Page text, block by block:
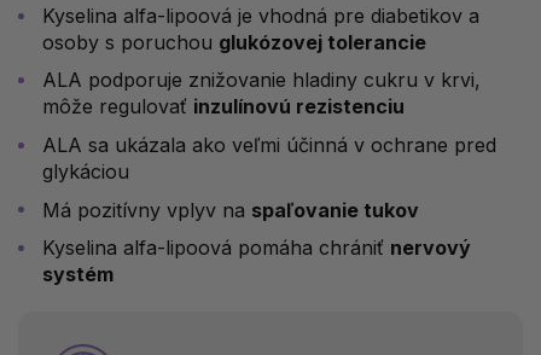
Kyselina alfa-lipoová je vhodná pre diabetikov a
osoby s poruchou glukózovej tolerancie
ALA podporuje znižovanie hladiny cukru v krvi,
môže regulovať inzulínovú rezistenciu
ALA sa ukázala ako veľmi účinná v ochrane pred
glykáciou
Má pozitívny vplyv na spaľovanie tukov
Kyselina alfa-lipoová pomáha chrániť nervový
systém